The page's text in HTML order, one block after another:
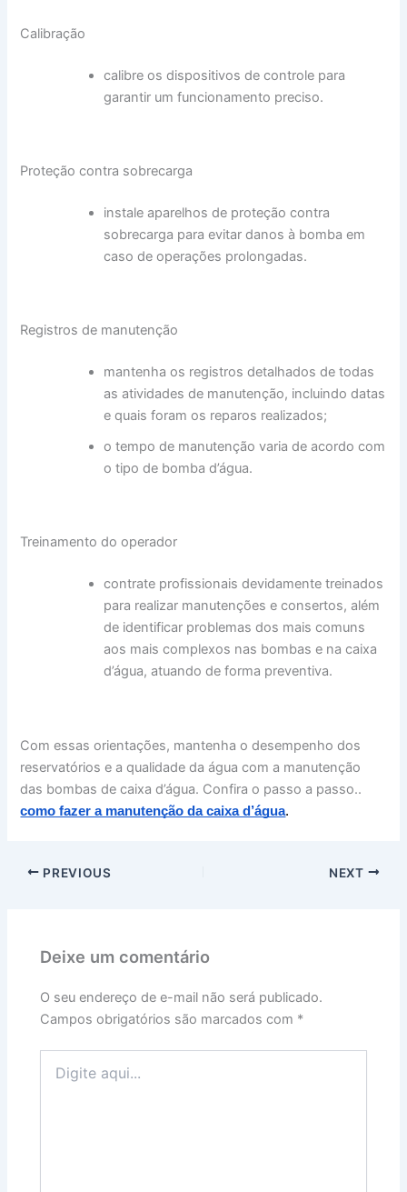
Calibração
calibre os dispositivos de controle para
garantir um funcionamento preciso.
Proteção contra sobrecarga
instale aparelhos de proteção contra
sobrecarga para evitar danos à bomba em
caso de operações prolongadas.
Registros de manutenção
mantenha os registros detalhados de todas
as atividades de manutenção, incluindo datas
e quais foram os reparos realizados;
o tempo de manutenção varia de acordo com
o tipo de bomba d’água.
Treinamento do operador
contrate profissionais devidamente treinados
para realizar manutenções e consertos, além
de identificar problemas dos mais comuns
aos mais complexos nas bombas e na caixa
d’água, atuando de forma preventiva.
Com essas orientações, mantenha o desempenho dos
reservatórios e a qualidade da água com a manutenção
das bombas de caixa d’água. Confira o passo a passo..
como fazer a manutenção da caixa d’água.
PREVIOUS NEXT
Deixe um comentário
O seu endereço de e-mail não será publicado.
Campos obrigatórios são marcados com *
aqui...